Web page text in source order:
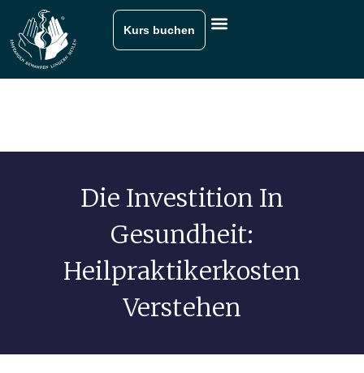
Kurs buchen
Die Investition In
Gesundheit:
Heilpraktikerkosten
Verstehen